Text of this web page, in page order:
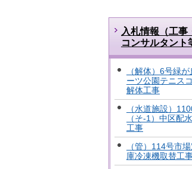
入札情報（工事
コンサルタント
（解体）6号緑
ーツ公園テニス
解体工事
（水道施設）
（そ-1）中区配
工事
（管）114号市
庫冷凍機取替工